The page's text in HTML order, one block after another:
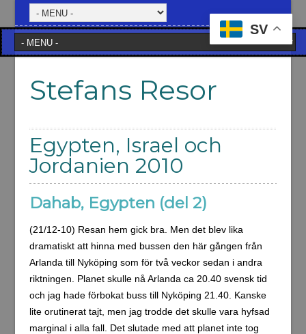
Stefans Resor
Egypten, Israel och
Jordanien 2010
Dahab, Egypten (del 2)
(21/12-10) Resan hem gick bra. Men det blev lika
dramatiskt att hinna med bussen den här gången från
Arlanda till Nyköping som för två veckor sedan i andra
riktningen. Planet skulle nå Arlanda ca 20.40 svensk tid
och jag hade förbokat buss till Nyköping 21.40. Kanske
lite orutinerat tajt, men jag trodde det skulle vara hyfsad
marginal i alla fall. Det slutade med att planet inte tog
SV